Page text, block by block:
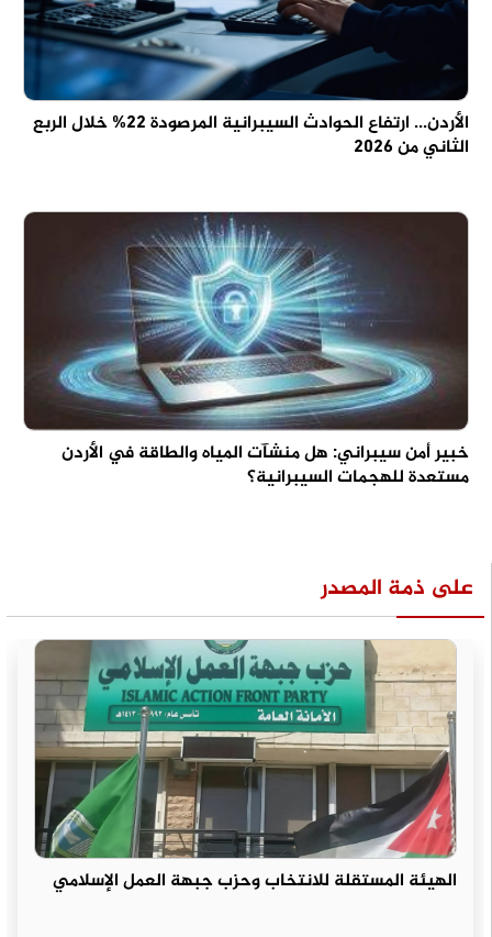
الأردن... ارتفاع الحوادث السيبرانية المرصودة 22% خلال الربع
الثاني من 2026
خبير أمن سيبراني: هل منشآت المياه والطاقة في الأردن
مستعدة للهجمات السيبرانية؟
على ذمة المصدر
الهيئة المستقلة للانتخاب وحزب جبهة العمل الإسلامي